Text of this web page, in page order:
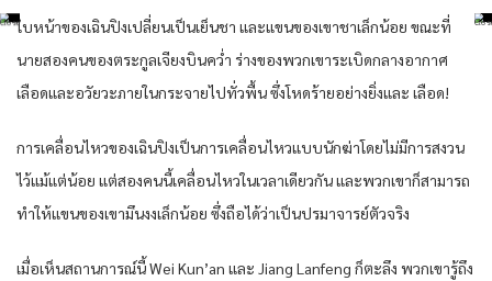
ใบหน้าของเฉินปิงเปลี่ยนเป็นเย็นชา และแขนของเขาชาเล็กน้อย ขณะที่
นายสองคนของตระกูลเจียงบินคว่ำ ร่างของพวกเขาระเบิดกลางอากาศ
เลือดและอวัยวะภายในกระจายไปทั่วพื้น ซึ่งโหดร้ายอย่างยิ่งและ เลือด!
การเคลื่อนไหวของเฉินปิงเป็นการเคลื่อนไหวแบบนักฆ่าโดยไม่มีการสงวน
ไว้แม้แต่น้อย แต่สองคนนี้เคลื่อนไหวในเวลาเดียวกัน และพวกเขาก็สามารถ
ทำให้แขนของเขามึนงงเล็กน้อย ซึ่งถือได้ว่าเป็นปรมาจารย์ตัวจริง
เมื่อเห็นสถานการณ์นี้ Wei Kun’an และ Jiang Lanfeng ก็ตะลึง พวกเขารู้ถึง